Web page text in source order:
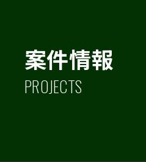
案件情報
PROJECTS